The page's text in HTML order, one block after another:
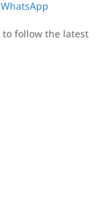
WhatsApp
to follow the latest